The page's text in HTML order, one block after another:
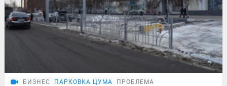
БИЗНЕС ПАРКОВКА ЦУМА ПРОБЛЕМА